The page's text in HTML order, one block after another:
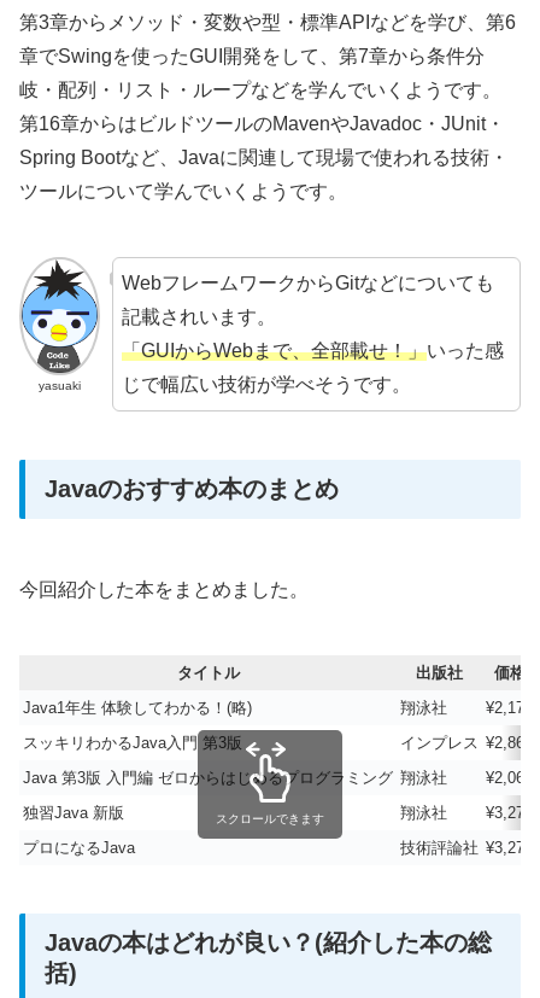
第3章からメソッド・変数や型・標準APIなどを学び、第6
章でSwingを使ったGUI開発をして、第7章から条件分
岐・配列・リスト・ループなどを学んでいくようです。
第16章からはビルドツールのMavenやJavadoc・JUnit・
Spring Bootなど、Javaに関連して現場で使われる技術・
ツールについて学んでいくようです。
yasuaki
WebフレームワークからGitなどについても
記載されいます。
「GUIからWebまで、全部載せ！」いった感
じで幅広い技術が学べそうです。
Javaのおすすめ本のまとめ
今回紹介した本をまとめました。
タイトル 出版社
価格
Java1年生 体験してわかる！(略)
翔泳社
¥2,178
スッキリわかるJava入門 第3版
インプレス ¥2,860
Java 第3版 入門編 ゼロからはじめるプログラミング ‎翔泳社
¥2,068
独習Java 新版
翔泳社
¥3,278
プロになるJava
技術評論社 ¥3,278
スクロールできます
Javaの本はどれが良い？(紹介した本の総
括)